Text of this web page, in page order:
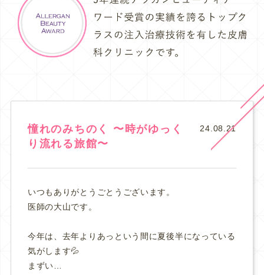
憧れのみちのく 〜時がゆっく
り流れる旅館〜
24.08.21
いつもありがとうごとうございます。
医師の大山です。
今年は、去年よりあっという間に夏後半になっている
気がします💦
まずい…